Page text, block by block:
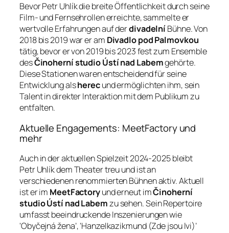
Bevor Petr Uhlík die breite Öffentlichkeit durch seine
Film- und Fernsehrollen erreichte, sammelte er
wertvolle Erfahrungen auf derdivadelníBühne. Von
2018 bis 2019 war er am Divadlo pod Palmovkou
tätig, bevor er von 2019 bis 2023 fest zum Ensemble
desČinoherní studio Ústí nad Labemgehörte.
Diese Stationen waren entscheidend für seine
Entwicklung alsherecund ermöglichten ihm, sein
Talent in direkter Interaktion mit dem Publikum zu
entfalten.
Aktuelle Engagements: MeetFactory und
mehr
Auch in der aktuellen Spielzeit 2024-2025 bleibt
Petr Uhlík dem Theater treu und ist an
verschiedenen renommierten Bühnen aktiv. Aktuell
ist er im MeetFactoryund erneut imČinoherní
studio Ústí nad Labemzu sehen. Sein Repertoire
umfasst beeindruckende Inszenierungen wie
'Obyčejná žena’, 'Hanzelkazikmund (Zde jsou lvi)’